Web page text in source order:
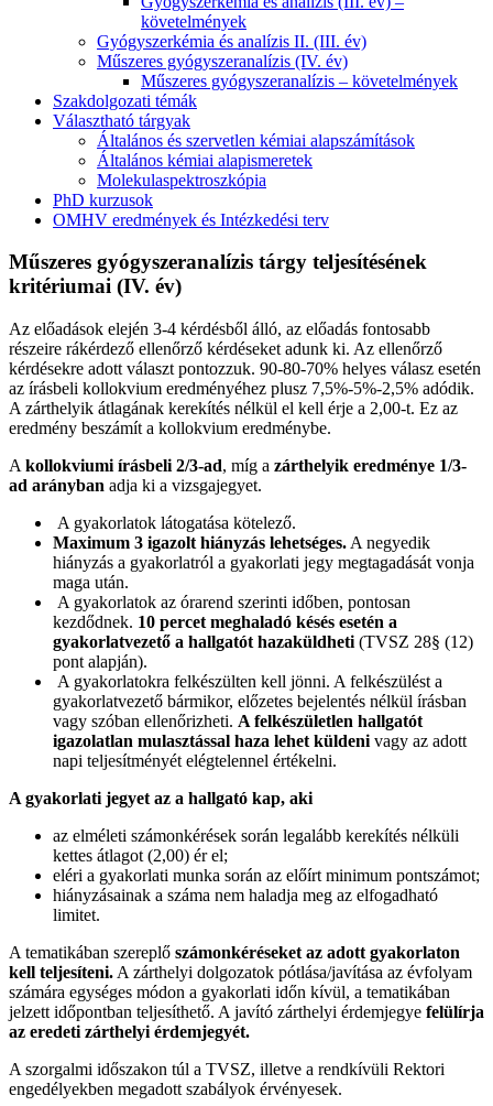
követelmények
Gyógyszerkémia és analízis II. (III. év)
Műszeres gyógyszeranalízis (IV. év)
Műszeres gyógyszeranalízis – követelmények
Szakdolgozati témák
Választható tárgyak
Általános és szervetlen kémiai alapszámítások
Általános kémiai alapismeretek
Molekulaspektroszkópia
PhD kurzusok
OMHV eredmények és Intézkedési terv
Műszeres gyógyszeranalízis tárgy teljesítésének
kritériumai (IV. év)
Az előadások elején 3-4 kérdésből álló, az előadás fontosabb
részeire rákérdező ellenőrző kérdéseket adunk ki. Az ellenőrző
kérdésekre adott választ pontozzuk. 90-80-70% helyes válasz esetén
az írásbeli kollokvium eredményéhez plusz 7,5%-5%-2,5% adódik.
A zárthelyik átlagának kerekítés nélkül el kell érje a 2,00-t. Ez az
eredmény beszámít a kollokvium eredménybe.
A kollokviumi írásbeli 2/3-ad, míg a zárthelyik eredménye 1/3-
ad arányban adja ki a vizsgajegyet.
A gyakorlatok látogatása kötelező.
Maximum 3 igazolt hiányzás lehetséges. A negyedik
hiányzás a gyakorlatról a gyakorlati jegy megtagadását vonja
maga után.
A gyakorlatok az órarend szerinti időben, pontosan
kezdődnek. 10 percet meghaladó késés esetén a
gyakorlatvezető a hallgatót hazaküldheti (TVSZ 28§ (12)
pont alapján).
A gyakorlatokra felkészülten kell jönni. A felkészülést a
gyakorlatvezető bármikor, előzetes bejelentés nélkül írásban
vagy szóban ellenőrizheti. A felkészületlen hallgatót
igazolatlan mulasztással haza lehet küldeni vagy az adott
napi teljesítményét elégtelennel értékelni.
A gyakorlati jegyet az a hallgató kap, aki
az elméleti számonkérések során legalább kerekítés nélküli
kettes átlagot (2,00) ér el;
eléri a gyakorlati munka során az előírt minimum pontszámot;
hiányzásainak a száma nem haladja meg az elfogadható
limitet.
A tematikában szereplő számonkéréseket az adott gyakorlaton
kell teljesíteni. A zárthelyi dolgozatok pótlása/javítása az évfolyam
számára egységes módon a gyakorlati időn kívül, a tematikában
jelzett időpontban teljesíthető. A javító zárthelyi érdemjegye felülírja
az eredeti zárthelyi érdemjegyét.
A szorgalmi időszakon túl a TVSZ, illetve a rendkívüli Rektori
engedélyekben megadott szabályok érvényesek.